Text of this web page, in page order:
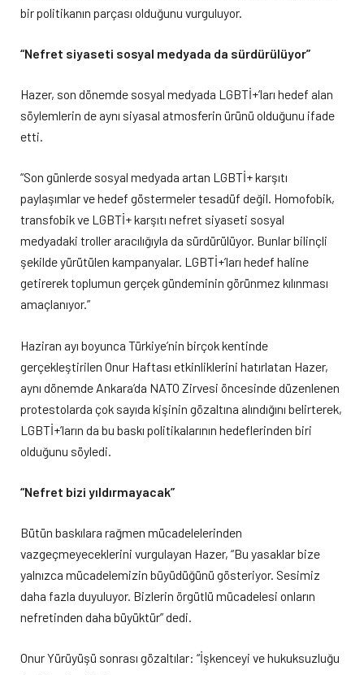
bir politikanın parçası olduğunu vurguluyor.
“Nefret siyaseti sosyal medyada da sürdürülüyor”
Hazer, son dönemde sosyal medyada LGBTİ+’ları hedef alan
söylemlerin de aynı siyasal atmosferin ürünü olduğunu ifade
etti.
“Son günlerde sosyal medyada artan LGBTİ+ karşıtı
paylaşımlar ve hedef göstermeler tesadüf değil. Homofobik,
transfobik ve LGBTİ+ karşıtı nefret siyaseti sosyal
medyadaki troller aracılığıyla da sürdürülüyor. Bunlar bilinçli
şekilde yürütülen kampanyalar. LGBTİ+’ları hedef haline
getirerek toplumun gerçek gündeminin görünmez kılınması
amaçlanıyor.”
Haziran ayı boyunca Türkiye’nin birçok kentinde
gerçekleştirilen Onur Haftası etkinliklerini hatırlatan Hazer,
aynı dönemde Ankara’da NATO Zirvesi öncesinde düzenlenen
protestolarda çok sayıda kişinin gözaltına alındığını belirterek,
LGBTİ+’ların da bu baskı politikalarının hedeflerinden biri
olduğunu söyledi.
“Nefret bizi yıldırmayacak”
Bütün baskılara rağmen mücadelelerinden
vazgeçmeyeceklerini vurgulayan Hazer, “Bu yasaklar bize
yalnızca mücadelemizin büyüdüğünü gösteriyor. Sesimiz
daha fazla duyuluyor. Bizlerin örgütlü mücadelesi onların
nefretinden daha büyüktür” dedi.
Onur Yürüyüşü sonrası gözaltılar: “İşkenceyi ve hukuksuzluğu